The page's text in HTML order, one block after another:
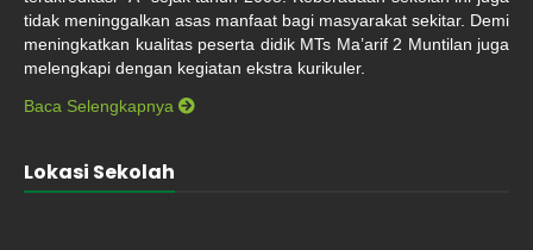
tidak meninggalkan asas manfaat bagi masyarakat sekitar. Demi
meningkatkan kualitas peserta didik MTs Ma’arif 2 Muntilan juga
melengkapi dengan kegiatan ekstra kurikuler.
Baca Selengkapnya
Lokasi Sekolah